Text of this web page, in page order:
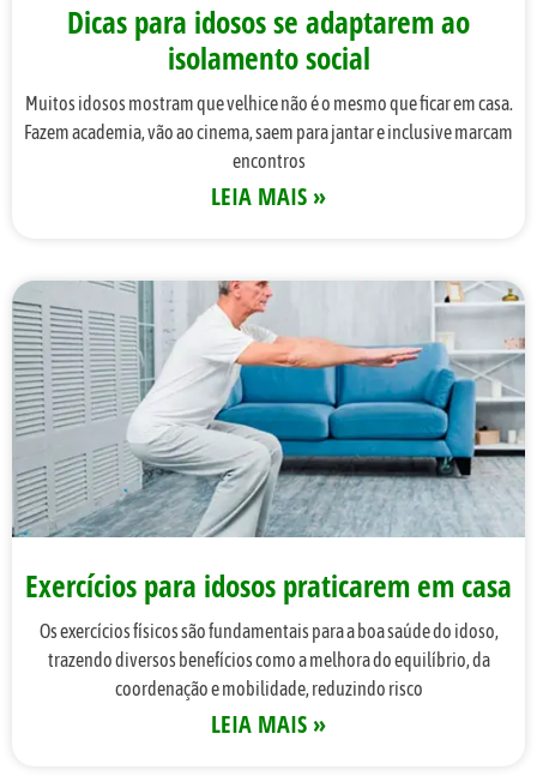
Dicas para idosos se adaptarem ao
isolamento social
Muitos idosos mostram que velhice não é o mesmo que ficar em casa.
Fazem academia, vão ao cinema, saem para jantar e inclusive marcam
encontros
LEIA MAIS »
Exercícios para idosos praticarem em casa
Os exercícios físicos são fundamentais para a boa saúde do idoso,
trazendo diversos benefícios como a melhora do equilíbrio, da
coordenação e mobilidade, reduzindo risco
LEIA MAIS »